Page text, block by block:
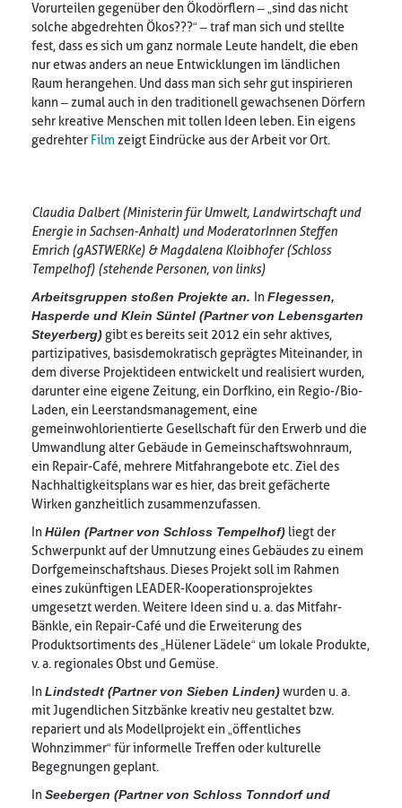
Vorurteilen gegenüber den Ökodörflern – „sind das nicht
solche abgedrehten Ökos???“ – traf man sich und stellte
fest, dass es sich um ganz normale Leute handelt, die eben
nur etwas anders an neue Entwicklungen im ländlichen
Raum herangehen. Und dass man sich sehr gut inspirieren
kann – zumal auch in den traditionell gewachsenen Dörfern
sehr kreative Menschen mit tollen Ideen leben. Ein eigens
gedrehter Film zeigt Eindrücke aus der Arbeit vor Ort.
Claudia Dalbert (Ministerin für Umwelt, Landwirtschaft und
Energie in Sachsen-Anhalt) und ModeratorInnen Steffen
Emrich (gASTWERKe) & Magdalena Kloibhofer (Schloss
Tempelhof) (stehende Personen, von links)
Arbeitsgruppen stoßen Projekte an.
InFlegessen,
Hasperde und Klein Süntel (Partner von Lebensgarten
Steyerberg)gibt es bereits seit 2012 ein sehr aktives,
partizipatives, basisdemokratisch geprägtes Miteinander, in
dem diverse Projektideen entwickelt und realisiert wurden,
darunter eine eigene Zeitung, ein Dorfkino, ein Regio-/Bio-
Laden, ein Leerstandsmanagement, eine
gemeinwohlorientierte Gesellschaft für den Erwerb und die
Umwandlung alter Gebäude in Gemeinschaftswohnraum,
ein Repair-Café, mehrere Mitfahrangebote etc. Ziel des
Nachhaltigkeitsplans war es hier, das breit gefächerte
Wirken ganzheitlich zusammenzufassen.
InHülen (Partner von Schloss Tempelhof) liegt der
Schwerpunkt auf der Umnutzung eines Gebäudes zu einem
Dorfgemeinschaftshaus. Dieses Projekt soll im Rahmen
eines zukünftigen LEADER-Kooperationsprojektes
umgesetzt werden. Weitere Ideen sind u. a. das Mitfahr-
Bänkle, ein Repair-Café und die Erweiterung des
Produktsortiments des „Hülener Lädele“ um lokale Produkte,
v. a. regionales Obst und Gemüse.
InLindstedt (Partner von Sieben Linden)wurden u. a.
mit Jugendlichen Sitzbänke kreativ neu gestaltet bzw.
repariert und als Modellprojekt ein „öffentliches
Wohnzimmer“ für informelle Treffen oder kulturelle
Begegnungen geplant.
InSeebergen (Partner von Schloss Tonndorf und